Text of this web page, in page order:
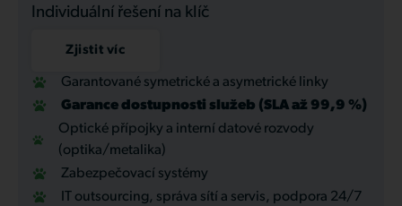
Individuální řešení na klíč
Zjistit víc
Garantované symetrické a asymetrické linky
Garance dostupnosti služeb (SLA až 99,9 %)
Optické přípojky a interní datové rozvody
(optika/metalika)
Zabezpečovací systémy
IT outsourcing, správa sítí a servis, podpora 24/7